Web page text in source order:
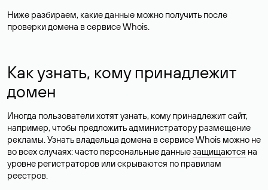
Ниже разбираем, какие данные можно получить после
проверки домена в сервисе Whois.
Как узнать, кому принадлежит
домен
Иногда пользователи хотят узнать, кому принадлежит сайт,
например, чтобы предложить администратору размещение
рекламы. Узнать владельца домена в сервисе Whois можно не
во всех случаях: часто персональные данныезащищаются на
уровне регистраторов или скрываются по правилам
реестров.